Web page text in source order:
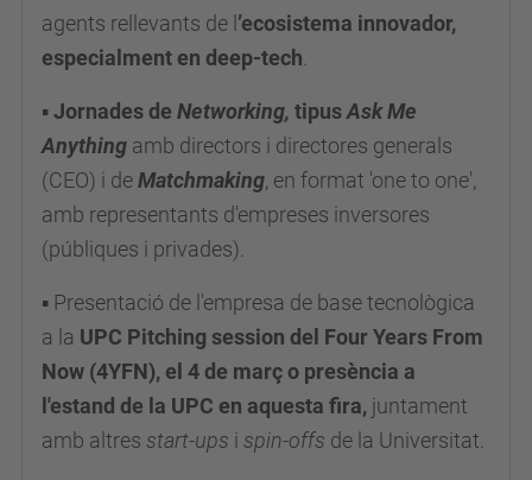
agents rellevants de l ’ecosistema innovador,
especialment en deep-tech.
▪Jornades de Networking, tipusAsk Me
Anything amb directors i directores generals
(CEO) i deMatchmaking, en format 'one to one',
amb representants d'empreses inversores
(públiques i privades).
▪ Presentació de l'empresa de base tecnològica
a la UPC Pitching session del Four Years From
Now (4YFN), el 4 de març o presència a
l'estand de la UPC en aquesta fira, juntament
amb altres start-ups i spin-offs de la Universitat.